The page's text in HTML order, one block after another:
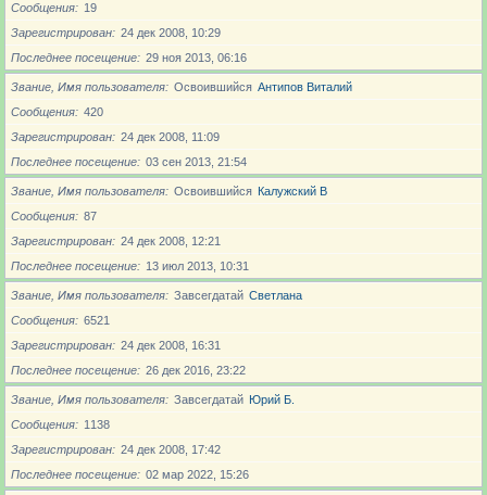
Сообщения
19
Зарегистрирован
24 дек 2008, 10:29
Последнее посещение
29 ноя 2013, 06:16
Звание, Имя пользователя Освоившийся Антипов Виталий
Сообщения
420
Зарегистрирован
24 дек 2008, 11:09
Последнее посещение
03 сен 2013, 21:54
Звание, Имя пользователя Освоившийся Калужский В
Сообщения
87
Зарегистрирован
24 дек 2008, 12:21
Последнее посещение
13 июл 2013, 10:31
Звание, Имя пользователя Завсегдатай Светлана
Сообщения
6521
Зарегистрирован
24 дек 2008, 16:31
Последнее посещение
26 дек 2016, 23:22
Звание, Имя пользователя Завсегдатай Юрий Б.
Сообщения
1138
Зарегистрирован
24 дек 2008, 17:42
Последнее посещение
02 мар 2022, 15:26